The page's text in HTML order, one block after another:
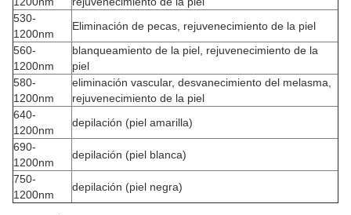
530-
1200nm
Eliminación de pecas, rejuvenecimiento de la piel
560-
1200nm
blanqueamiento de la piel, rejuvenecimiento de la
piel
580-
1200nm
eliminación vascular, desvanecimiento del melasma,
rejuvenecimiento de la piel
640-
1200nm
depilación (piel amarilla)
690-
1200nm
depilación (piel blanca)
750-
1200nm
depilación (piel negra)